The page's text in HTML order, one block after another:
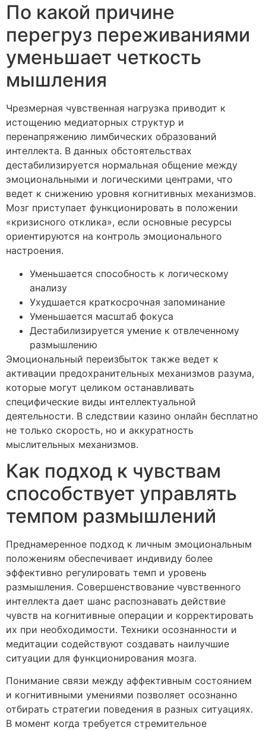
По какой причине
перегруз переживаниями
уменьшает четкость
мышления
Чрезмерная чувственная нагрузка приводит к
истощению медиаторных структур и
перенапряжению лимбических образований
интеллекта. В данных обстоятельствах
дестабилизируется нормальная общение между
эмоциональными и логическими центрами, что
ведет к снижению уровня когнитивных механизмов.
Мозг приступает функционировать в положении
«кризисного отклика», если основные ресурсы
ориентируются на контроль эмоционального
настроения.
Уменьшается способность к логическому
анализу
Ухудшается краткосрочная запоминание
Уменьшается масштаб фокуса
Дестабилизируется умение к отвлеченному
размышлению
Эмоциональный переизбыток также ведет к
активации предохранительных механизмов разума,
которые могут целиком останавливать
специфические виды интеллектуальной
деятельности. В следствии казино онлайн бесплатно
не только скорость, но и аккуратность
мыслительных механизмов.
Как подход к чувствам
способствует управлять
темпом размышлений
Преднамеренное подход к личным эмоциональным
положениям обеспечивает индивиду более
эффективно регулировать темп и уровень
размышления. Совершенствование чувственного
интеллекта дает шанс распознавать действие
чувств на когнитивные операции и корректировать
их при необходимости. Техники осознанности и
медитации содействуют создавать наилучшие
ситуации для функционирования мозга.
Понимание связи между аффективным состоянием
и когнитивными умениями позволяет осознанно
отбирать стратегии поведения в разных ситуациях.
В момент когда требуется стремительное